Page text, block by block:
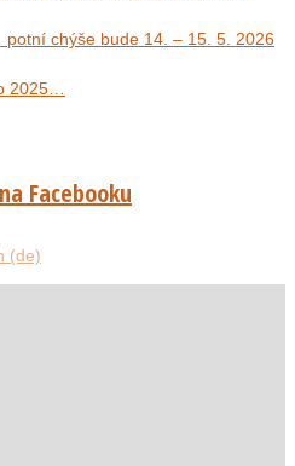
potní chýše bude 14. – 15. 5. 2026
2025…
Facebooku